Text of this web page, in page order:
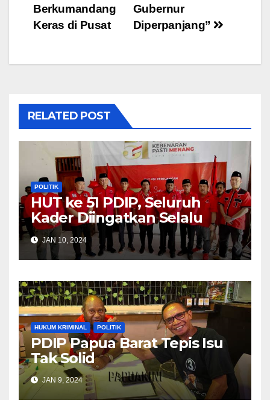
Gubernur
Diperpanjang”
Berkumandang
Keras di Pusat
RELATED POST
POLITIK
HUT ke 51 PDIP, Seluruh
Kader Diingatkan Selalu
Komunikasi Dengan
Masyarakat
JAN 10, 2024
HUKUM KRIMINAL POLITIK
PDIP Papua Barat Tepis Isu
Tak Solid
JAN 9, 2024